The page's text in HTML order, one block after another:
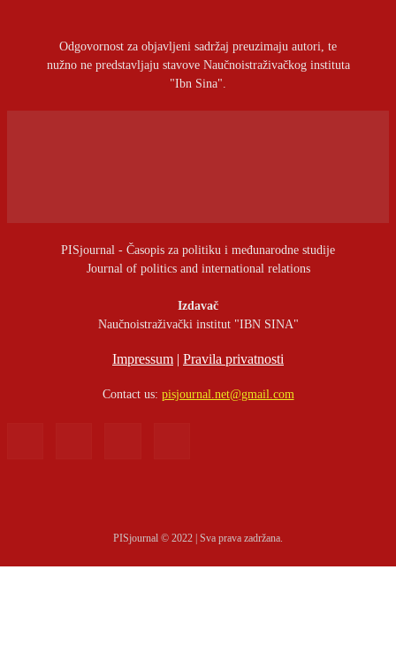
Odgovornost za objavljeni sadržaj preuzimaju autori, te
nužno ne predstavljaju stavove Naučnoistraživačkog instituta
"Ibn Sina".
PISjournal - Časopis za politiku i međunarodne studije
Journal of politics and international relations
Izdavač
Naučnoistraživački institut "IBN SINA"
Impressum | Pravila privatnosti
Contact us: pisjournal.net@gmail.com
PISjournal © 2022 | Sva prava zadržana.